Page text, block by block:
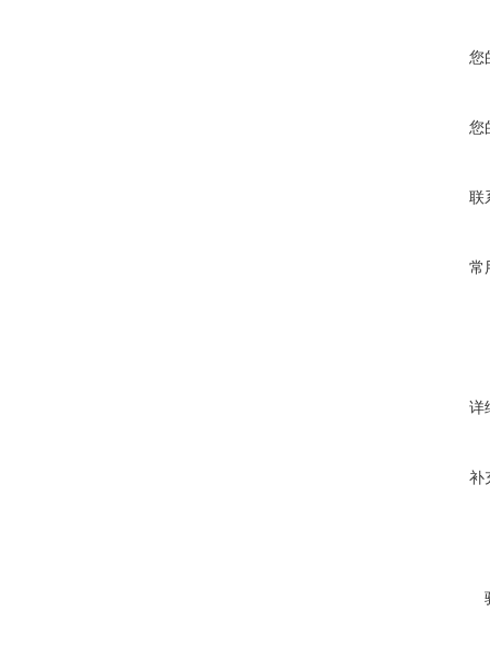
您
您
联
常
详
补